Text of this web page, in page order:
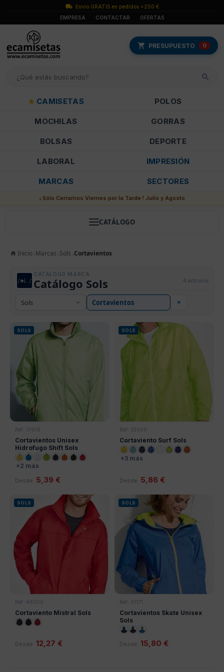
Envío GRATIS en pedidos +250 €
EMPRESA
CONTACTAR OFERTAS
PRESUPUESTO 0
CAMISETAS POLOS
MOCHILAS GORRAS
BOLSAS DEPORTE
LABORAL IMPRESIÓN
MARCAS SECTORES
¡ Sólo Cerramos Viernes por la Tarde ! Julio y Agosto
CATÁLOGO
Inicio Marcas Sols Cortavientos
CATÁLOGO MARCA
Catálogo Sols
×
4 artículos
SOLS
Ref: 01618
Cortavientos Unisex
Hidrofugo Shift Sols
+2 más
Desde 5,39 €
SOLS
Ref: 32000
Cortaviento Surf Sols
+3 más
Desde 5,86 €
SOLS
Ref: 46000
Cortaviento Mistral Sols
Desde 12,27 €
SOLS
Ref: 01171
Cortavientos Skate Unisex
Sols
Desde 15,80 €